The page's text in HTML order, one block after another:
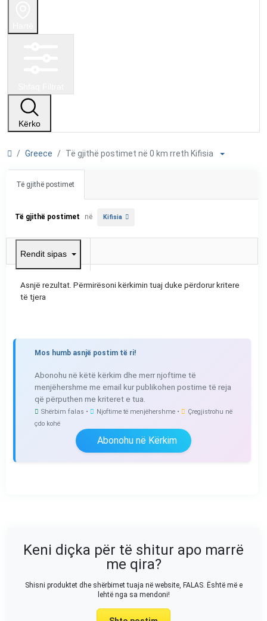
Kërko
Greece Të gjithë postimet në 0 km rreth Kifisia
Të gjithë postimet
Të gjithë postimet në Kifisia
Rendit sipas
Asnjë rezultat. Përmirësoni kërkimin tuaj duke përdorur kritere
të tjera
Mos humb asnjë postim të ri!
Abonohu në këtë kërkim dhe merr njoftime të
menjëhershme me email kur publikohen postime të reja
që përputhen me kriteret e tua.
Shërbim falas • Njoftime të menjëhershme •
Çregjistrohu në
çdo kohë
Abonohu në Kërkim
Keni diçka për të shitur apo marrë
me qira?
Shisni produktet dhe shërbimet tuaja në website, FALAS. Është më e
lehtë nga sa mendoni!